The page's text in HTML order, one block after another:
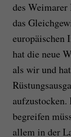
des
das
europäischen
hat die neue
als wir und
begreifen
allem in der